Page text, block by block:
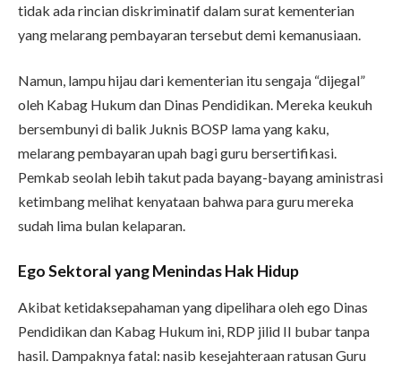
tidak ada rincian diskriminatif dalam surat kementerian
yang melarang pembayaran tersebut demi kemanusiaan.
Namun, lampu hijau dari kementerian itu sengaja “dijegal”
oleh Kabag Hukum dan Dinas Pendidikan. Mereka keukuh
bersembunyi di balik Juknis BOSP lama yang kaku,
melarang pembayaran upah bagi guru bersertifikasi.
Pemkab seolah lebih takut pada bayang-bayang aministrasi
ketimbang melihat kenyataan bahwa para guru mereka
sudah lima bulan kelaparan.
Ego Sektoral yang Menindas Hak Hidup
Akibat ketidaksepahaman yang dipelihara oleh ego Dinas
Pendidikan dan Kabag Hukum ini, RDP jilid II bubar tanpa
hasil. Dampaknya fatal: nasib kesejahteraan ratusan Guru